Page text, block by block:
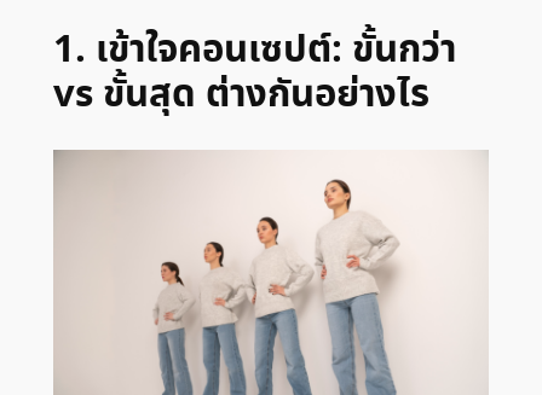
1. เข้าใจคอนเซปต์: ขั้นกว่า
vs ขั้นสุด ต่างกันอย่างไร